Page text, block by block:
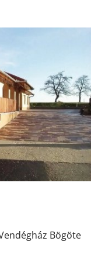
Bögöte